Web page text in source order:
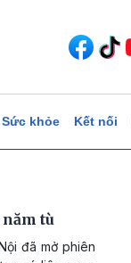
Sức khỏe Kết nối
tù
đã mở phiên